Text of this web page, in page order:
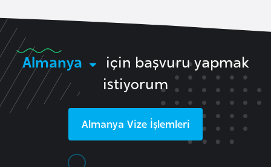
Almanya
için başvuru yapmak
istiyorum
Almanya Vize İşlemleri
h
l
i